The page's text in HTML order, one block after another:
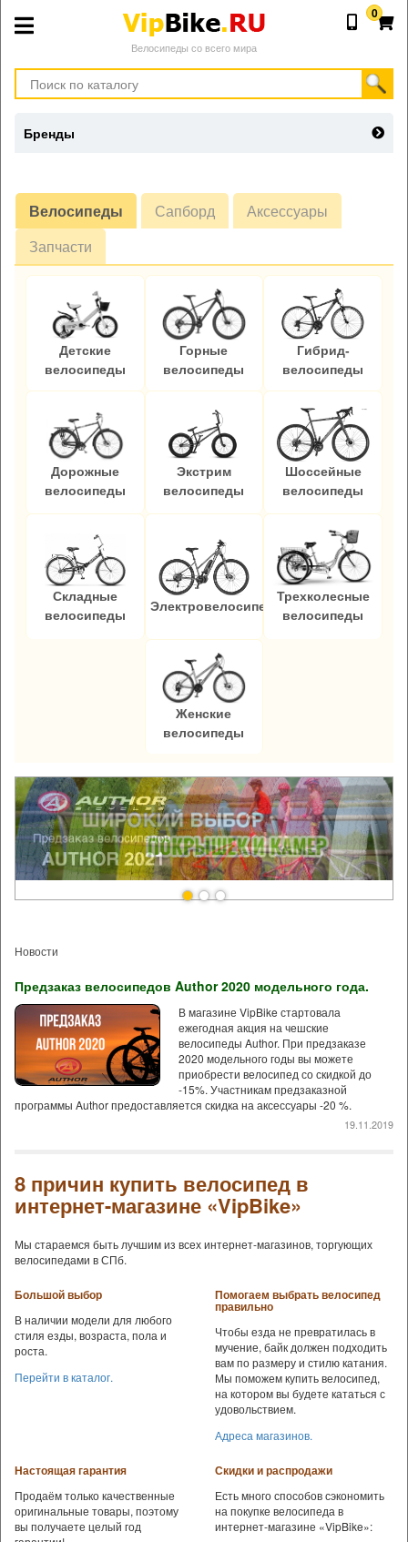
Велосипеды со всего мира
0
Велосипеды Сапборд
Аксессуары
Запчасти
Детские
велосипеды
Горные
велосипеды
Гибрид-
велосипеды
Дорожные
велосипеды
Экстрим
велосипеды
Шоссейные
велосипеды
Складные
велосипеды
Электровелосипеды
Трехколесные
велосипеды
Женские
велосипеды
Новости
Предзаказ велосипедов Author 2020 модельного года.
В магазине VipBike стартовала
ежегодная акция на чешские
велосипеды Author. При предзаказе
2020 модельного годы вы можете
приобрести велосипед со скидкой до
-15%. Участникам предзаказной
программы Author предоставляется скидка на аксессуары -20 %.
19.11.2019
8 причин купить велосипед в
интернет-магазине «VipBike»
Мы стараемся быть лучшим из всех интернет-магазинов, торгующих
велосипедами в СПб.
Большой выбор
В наличии модели для любого
стиля езды, возраста, пола и
роста.
Перейти в каталог.
Помогаем выбрать велосипед
правильно
Чтобы езда не превратилась в
мучение, байк должен подходить
вам по размеру и стилю катания.
Мы поможем купить велосипед,
на котором вы будете кататься с
удовольствием.
Адреса магазинов.
Настоящая гарантия
Продаём только качественные
оригинальные товары, поэтому
вы получаете целый год
Скидки и распродажи
Есть много способов сэкономить
на покупке велосипеда в
интернет-магазине «VipBike»:
Бренды